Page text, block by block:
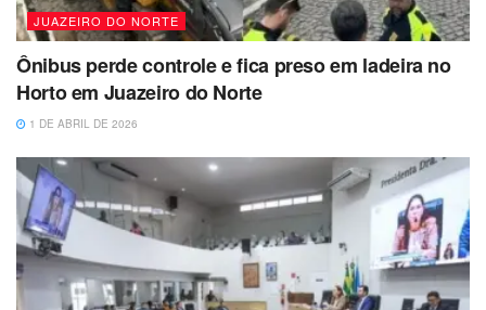
JUAZEIRO DO NORTE
Ônibus perde controle e fica preso em ladeira no
Horto em Juazeiro do Norte
1 DE ABRIL DE 2026